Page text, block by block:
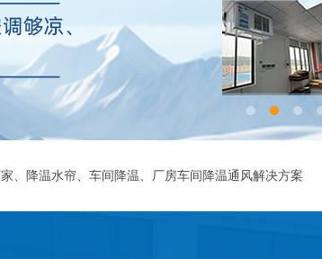
、降温水帘、车间降温、厂房车间降温通风解决方案